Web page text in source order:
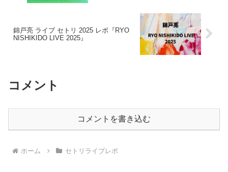
錦戸亮 ライブ セトリ 2025 レポ『RYO
NISHIKIDO LIVE 2025』
コメント
コメントを書き込む
ホーム セトリライブレポ